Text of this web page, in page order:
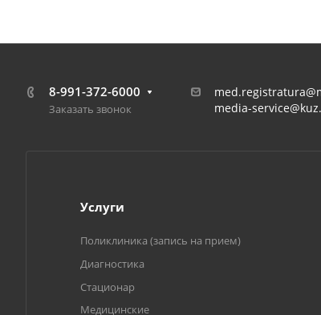
8-991-372-6000
Заказать звонок
media-
Услуги
Поликлиника (запись на прием)
Диагностика
Стационар
Медицинские